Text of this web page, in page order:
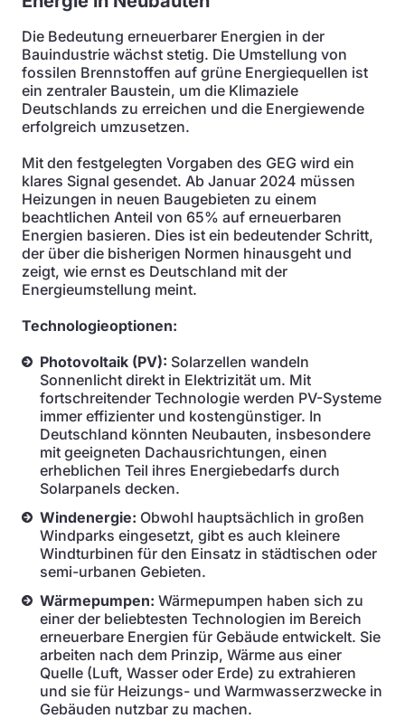
Die Bedeutung erneuerbarer Energien in der
Bauindustrie wächst stetig. Die Umstellung von
fossilen Brennstoffen auf grüne Energiequellen ist
ein zentraler Baustein, um die Klimaziele
Deutschlands zu erreichen und die Energiewende
erfolgreich umzusetzen.
Mit den festgelegten Vorgaben des GEG wird ein
klares Signal gesendet. Ab Januar 2024 müssen
Heizungen in neuen Baugebieten zu einem
beachtlichen Anteil von 65% auf erneuerbaren
Energien basieren. Dies ist ein bedeutender Schritt,
der über die bisherigen Normen hinausgeht und
zeigt, wie ernst es Deutschland mit der
Energieumstellung meint.
Technologieoptionen:
Photovoltaik (PV): Solarzellen wandeln
Sonnenlicht direkt in Elektrizität um. Mit
fortschreitender Technologie werden PV-Systeme
immer effizienter und kostengünstiger. In
Deutschland könnten Neubauten, insbesondere
mit geeigneten Dachausrichtungen, einen
erheblichen Teil ihres Energiebedarfs durch
Solarpanels decken.
Windenergie: Obwohl hauptsächlich in großen
Windparks eingesetzt, gibt es auch kleinere
Windturbinen für den Einsatz in städtischen oder
semi-urbanen Gebieten.
Wärmepumpen: Wärmepumpen haben sich zu
einer der beliebtesten Technologien im Bereich
erneuerbare Energien für Gebäude entwickelt. Sie
arbeiten nach dem Prinzip, Wärme aus einer
Quelle (Luft, Wasser oder Erde) zu extrahieren
und sie für Heizungs- und Warmwasserzwecke in
Gebäuden nutzbar zu machen.